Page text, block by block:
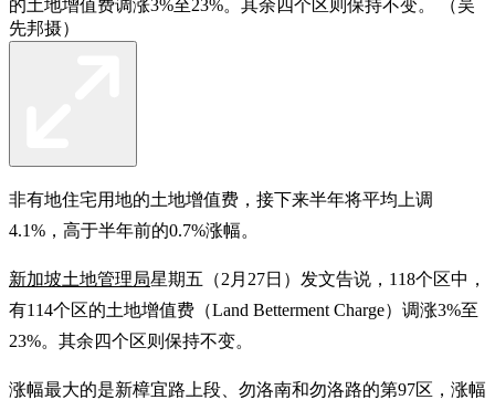
的土地增值费调涨3%至23%。其余四个区则保持不变。 （吴
先邦摄）
非有地住宅用地的土地增值费，接下来半年将平均上调
4.1%，高于半年前的0.7%涨幅。
新加坡土地管理局星期五（2月27日）发文告说，118个区中，
有114个区的土地增值费（Land Betterment Charge）调涨3%至
23%。其余四个区则保持不变。
涨幅最大的是新樟宜路上段、勿洛南和勿洛路的第97区，涨幅